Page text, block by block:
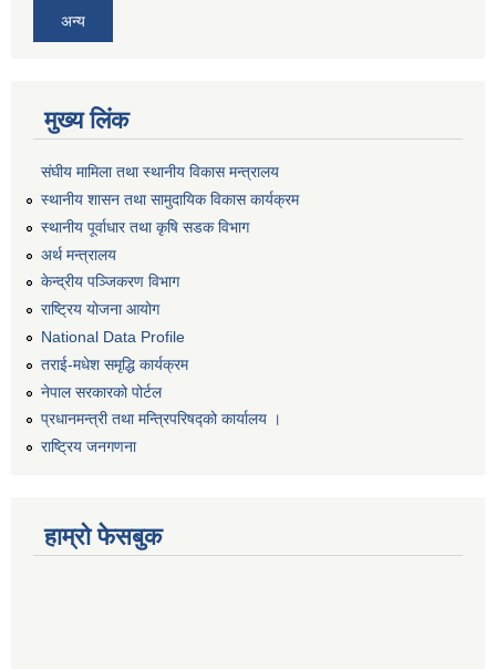
अन्य
मुख्य लिंक
संघीय मामिला तथा स्थानीय विकास मन्त्रालय
स्थानीय शासन तथा सामुदायिक विकास कार्यक्रम
स्थानीय पूर्वाधार तथा कृषि सडक विभाग
अर्थ मन्त्रालय
केन्द्रीय पञ्जिकरण विभाग
राष्ट्रिय योजना आयोग
National Data Profile
तराई-मधेश समृद्धि कार्यक्रम
नेपाल सरकारको पोर्टल
प्रधानमन्त्री तथा मन्त्रिपरिषद्को कार्यालय ।
राष्ट्रिय जनगणना
हाम्रो फेसबुक